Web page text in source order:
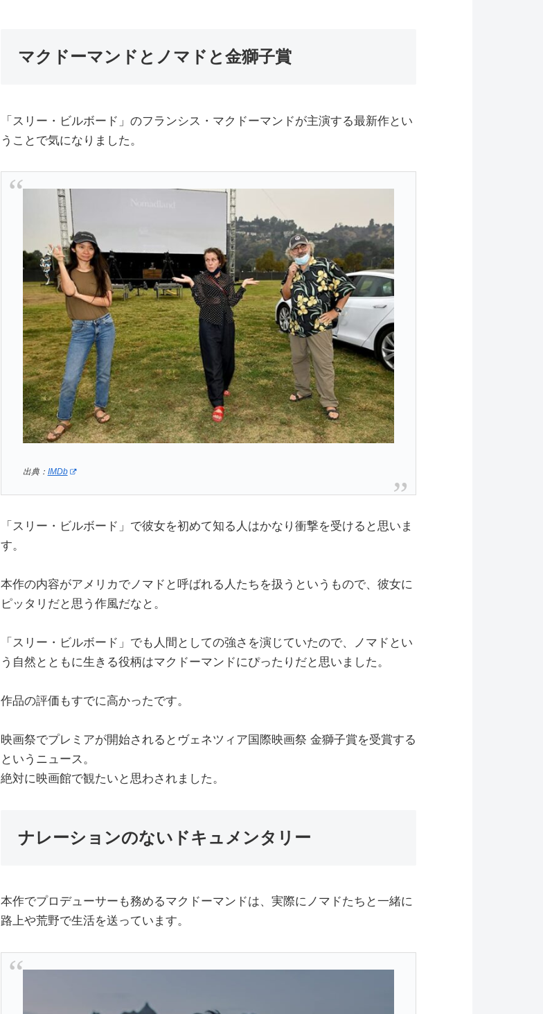
マクドーマンドとノマドと金獅子賞
「スリー・ビルボード」のフランシス・マクドーマンドが主演する最新作とい
うことで気になりました。
出典： IMDb
「スリー・ビルボード」で彼女を初めて知る人はかなり衝撃を受けると思いま
す。
本作の内容がアメリカでノマドと呼ばれる人たちを扱うというもので、彼女に
ピッタリだと思う作風だなと。
「スリー・ビルボード」でも人間としての強さを演じていたので、ノマドとい
う自然とともに生きる役柄はマクドーマンドにぴったりだと思いました。
作品の評価もすでに高かったです。
映画祭でプレミアが開始されるとヴェネツィア国際映画祭 金獅子賞を受賞する
というニュース。
絶対に映画館で観たいと思わされました。
ナレーションのないドキュメンタリー
本作でプロデューサーも務めるマクドーマンドは、実際にノマドたちと一緒に
路上や荒野で生活を送っています。